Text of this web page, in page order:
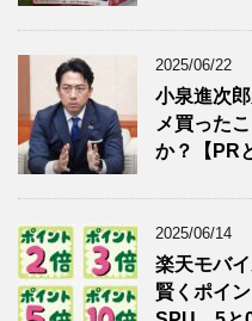
2025/06/22
小泉進次
メ買った
か？【PR
2025/06/14
楽天モバ
賢くポイ